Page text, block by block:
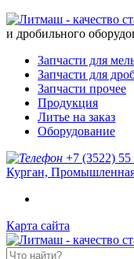
и дробильного
Запчасти для
Запчасти для
Запчасти прочее
Продукция
Литье на заказ
Оборудование
+7 (3522) 55
Курган,
Карта сайта